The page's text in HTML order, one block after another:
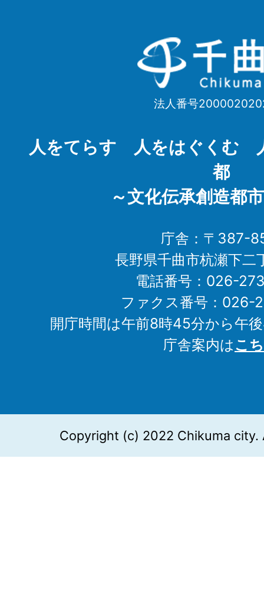
千
曲
Chikuma
法人番号
人をてらす 人をはぐくむ
都
～文化伝承創造都
庁舎：〒387-
長野県千曲市杭瀬下二
電話番号：026-
ファクス番号：026-
開庁時間は午前8時45分から午
庁舎案内はこ
Copyright (c) 2022 Chikuma city.